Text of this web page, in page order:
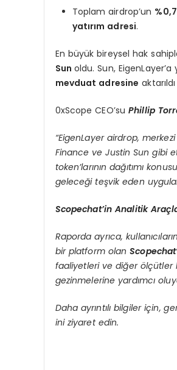
Toplam airdrop’un
yatırım adresi.
En büyük bireysel hak
Sun oldu. Sun, EigenLayer’a
mevduat adresine
0xScope CEO’su Phillip
“EigenLayer airdrop,
Finance ve Justin Sun gibi
token’larının dağıtımı
geleceği teşvik eden
Scopechat’in Analitik
Raporda ayrıca,
bir platform olanScopechat
faaliyetleri ve diğer ölçütler
gezinmelerine yardımcı
Daha ayrıntılı bilgiler için,
ini ziyaret edin.